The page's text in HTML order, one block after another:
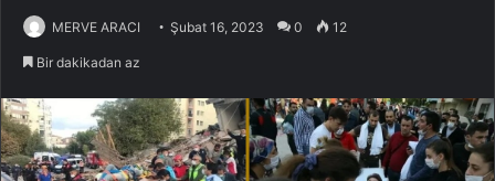
MERVE ARACI Şubat 16, 2023 0 12
Bir dakikadan az